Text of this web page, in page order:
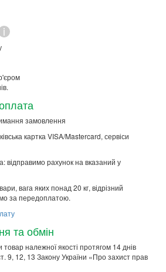
i
замовлення
картка VISA/Mastercard, сервіси
відправимо рахунок на вказаний у
вага яких понад 20 кг, відрізний
за передоплатою.
та обмін
належної якості протягом 14 днів
9, 12, 13 Закону України «Про захист прав